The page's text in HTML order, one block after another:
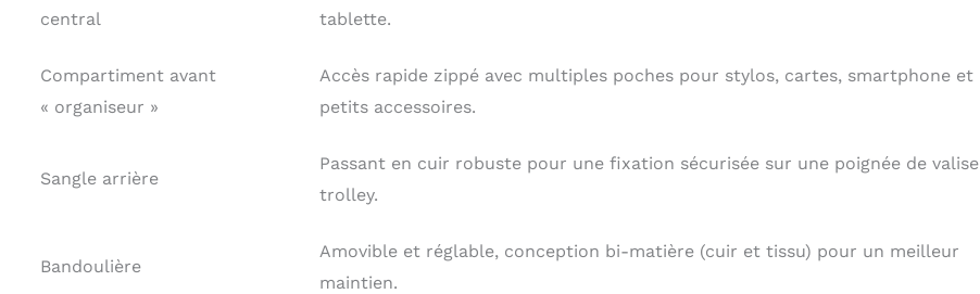
central
tablette.
Compartiment avant
« organiseur »
Accès rapide zippé avec multiples poches pour stylos, cartes, smartphone et
petits accessoires.
Sangle arrière
Passant en cuir robuste pour une fixation sécurisée sur une poignée de valise
trolley.
Bandoulière
Amovible et réglable, conception bi-matière (cuir et tissu) pour un meilleur
maintien.